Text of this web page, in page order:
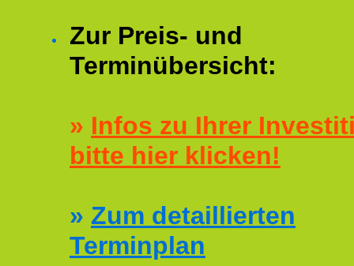
Zur Preis- und
Terminübersicht:
» Infos zu Ihrer
bitte hier klicken!
» Zum detaillierten
Terminplan